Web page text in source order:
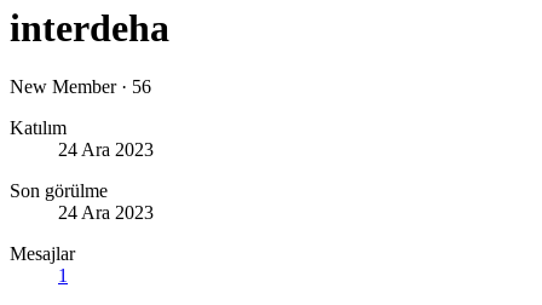
interdeha
New Member · 56
Katılım
24 Ara 2023
Son görülme
24 Ara 2023
Mesajlar
1